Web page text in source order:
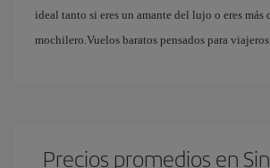
ideal tanto si eres un amante del lujo o eres más
mochilero.Vuelos baratos pensados para
Precios promedios en